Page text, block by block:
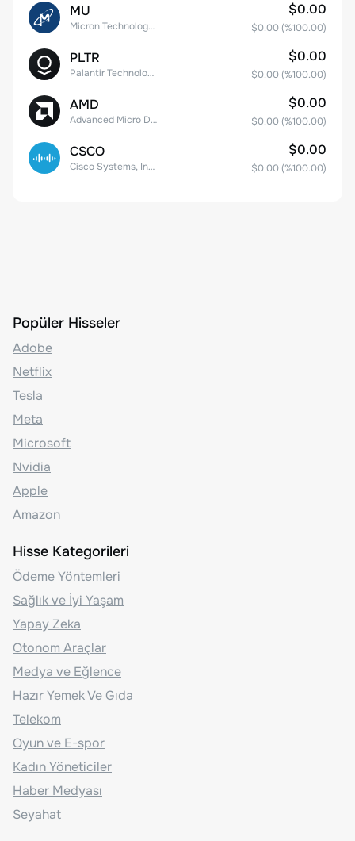
MU
Micron Technology, Inc.
$0.00
$0.00 (%100.00)
PLTR
Palantir Technologies Inc. Class A Common Stock
$0.00
$0.00 (%100.00)
AMD
Advanced Micro Devices
$0.00
$0.00 (%100.00)
CSCO
Cisco Systems, Inc. Common Stock (DE)
$0.00
$0.00 (%100.00)
Popüler Hisseler
Adobe
Netflix
Tesla
Meta
Microsoft
Nvidia
Apple
Amazon
Hisse Kategorileri
Ödeme Yöntemleri
Sağlık ve İyi Yaşam
Yapay Zeka
Otonom Araçlar
Medya ve Eğlence
Hazır Yemek Ve Gıda
Telekom
Oyun ve E-spor
Kadın Yöneticiler
Haber Medyası
Seyahat